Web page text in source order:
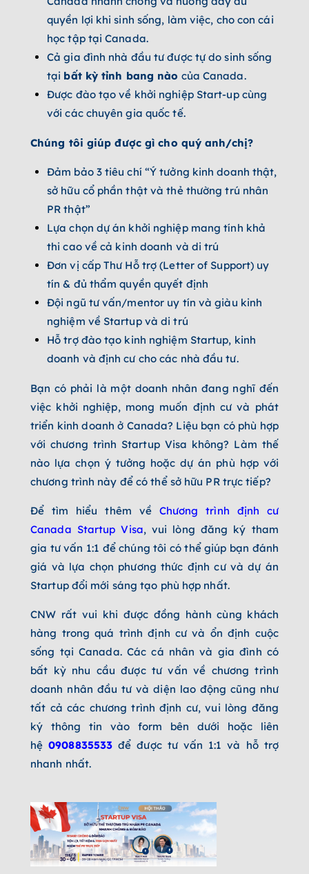
quyền lợi khi sinh sống, làm việc, cho con cái
học tập tại Canada.
Cả gia đình nhà đầu tư được tự do sinh sống
tại bất kỳ tỉnh bang nào của Canada.
Được đào tạo về khởi nghiệp Start-up cùng
với các chuyên gia quốc tế.
Chúng tôi giúp được gì cho quý anh/chị?
Đảm bảo 3 tiêu chí “Ý tưởng kinh doanh thật,
sở hữu cổ phần thật và thẻ thường trú nhân
PR thật”
Lựa chọn dự án khởi nghiệp mang tính khả
thi cao về cả kinh doanh và di trú
Đơn vị cấp Thư Hỗ trợ (Letter of Support) uy
tín & đủ thẩm quyền quyết định
Đội ngũ tư vấn/mentor uy tín và giàu kinh
nghiệm về Startup và di trú
Hỗ trợ đào tạo kinh nghiệm Startup, kinh
doanh và định cư cho các nhà đầu tư.
Bạn có phải là một doanh nhân đang nghĩ đến
việc khởi nghiệp, mong muốn định cư và phát
triển kinh doanh ở Canada? Liệu bạn có phù hợp
với chương trình Startup Visa không? Làm thế
nào lựa chọn ý tưởng hoặc dự án phù hợp với
chương trình này để có thể sở hữu PR trực tiếp?
Để tìm hiểu thêm vềChương trình định cư
Canada Startup Visa, vui lòng đăng ký tham
gia tư vấn 1:1 để chúng tôi có thể giúp bạn đánh
giá và lựa chọn phương thức định cư và dự án
Startup đổi mới sáng tạo phù hợp nhất.
CNW rất vui khi được đồng hành cùng khách
hàng trong quá trình định cư và ổn định cuộc
sống tại Canada. Các cá nhân và gia đình có
bất kỳ nhu cầu được tư vấn về chương trình
doanh nhân đầu tư và diện lao động cũng như
tất cả các chương trình định cư, vui lòng đăng
ký thông tin vào form bên dưới hoặc liên
hệ0908835533 để được tư vấn 1:1 và hỗ trợ
nhanh nhất.